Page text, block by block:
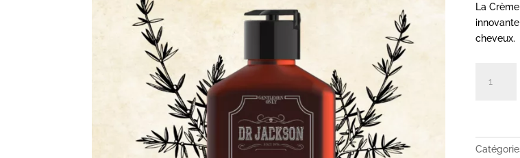
La
cheveux.
Définition